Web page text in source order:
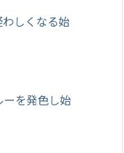
しくなる始
ーを発色し始